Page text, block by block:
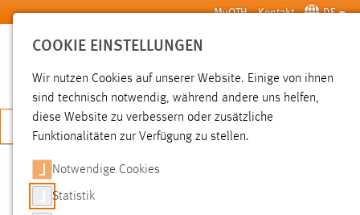
Zum Hauptinhalt springen MyOTH Kontakt DE
SUCHE
JETZT BEWERBEN
SUCHE
COOKIE EINSTELLUNGEN
Wir nutzen Cookies auf unserer Website. Einige von ihnen
sind technisch notwendig, während andere uns helfen,
diese Website zu verbessern oder zusätzliche
Funktionalitäten zur Verfügung zu stellen.
Notwendige Cookies
Statistik